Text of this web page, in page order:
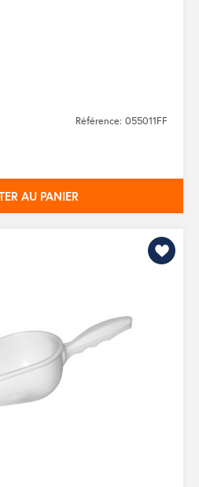
Référence: 055011FF
AU PANIER